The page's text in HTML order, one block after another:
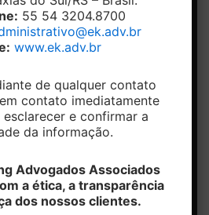
Home
Conheça
o
diferenciais
Especialidades
Notícias
Contato
o DPO
SOCIAIS
Facebook
55 54 3204.8700
www.ek.adv.br
de qualquer contato
contato imediatamente
e confirmar a
da informação.
Advogados Associados
a ética, a transparência
dos nossos clientes.